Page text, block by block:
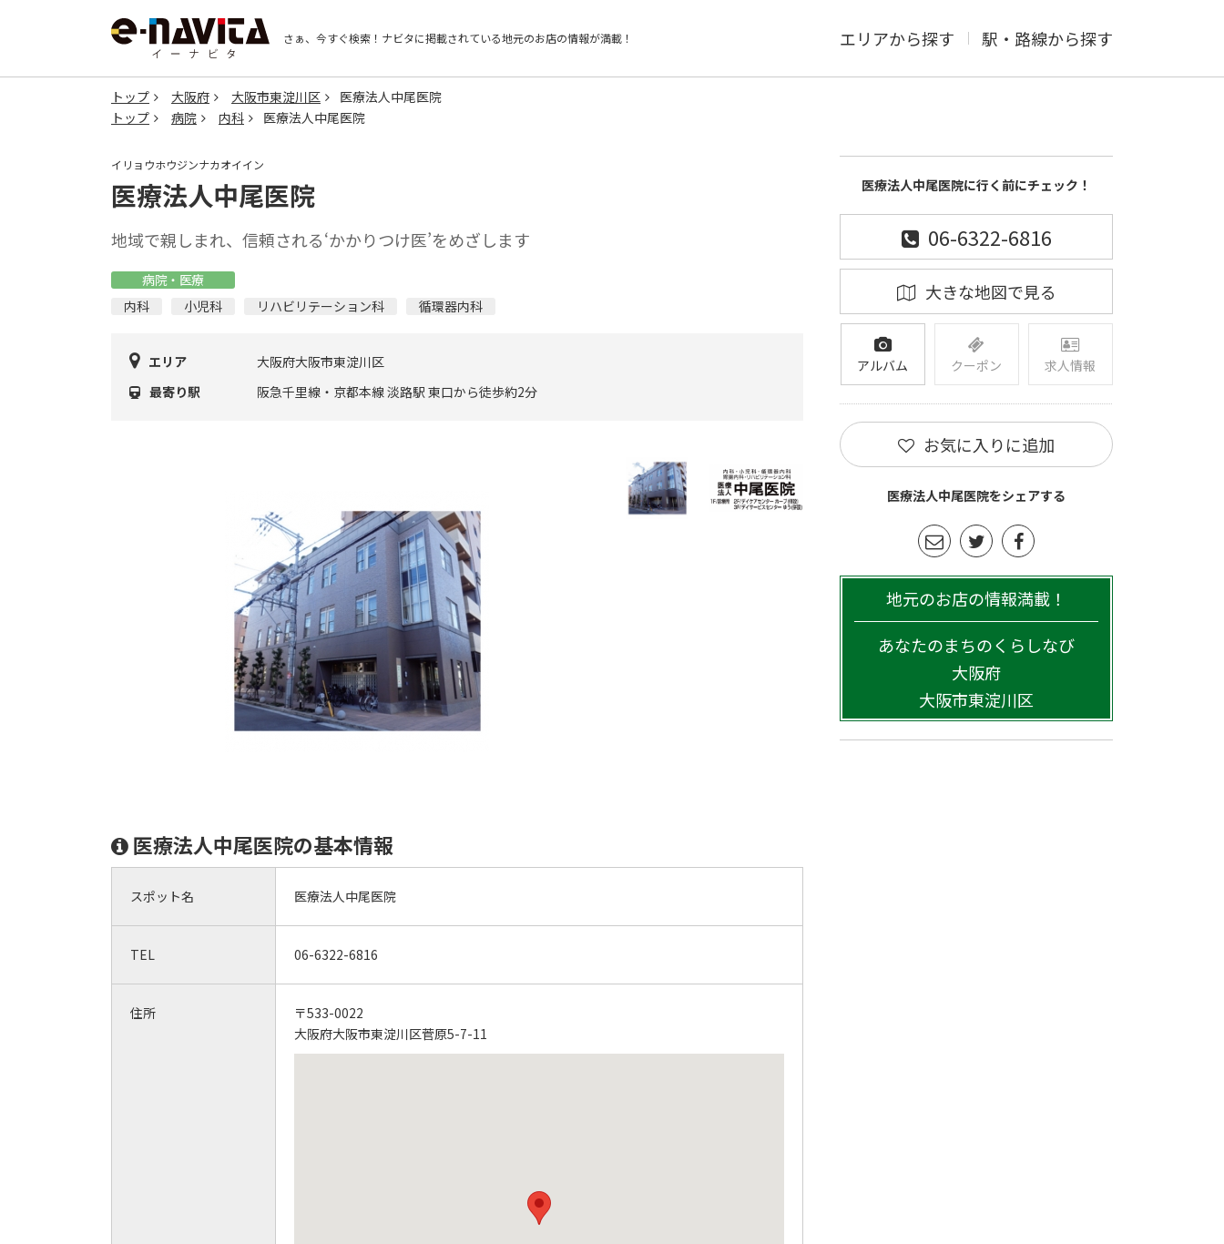
さぁ、今すぐ検索！ ナビタに掲載されている地元のお店の情報が満載！ エリアから探す 駅・路線から探す
トップ 大阪府 大阪市東淀川区
医療法人中尾医院
トップ
病院 内科 医療法人中尾医院
イリョウホウジンナカオイイン
医療法人中尾医院
地域で親しまれ、信頼される‘かかりつけ医’をめざします
病院・医療
内科
小児科 リハビリテーション科 循環器内科
エリア
大阪府大阪市東淀川区
最寄り駅
阪急千里線・京都本線 淡路駅 東口から徒歩約2分
医療法人中尾医院の基本情報
スポット名 医療法人中尾医院
TEL 06-6322-6816
住所
〒533-0022
大阪府大阪市東淀川区菅原5-7-11
医療法人中尾医院に行く前にチェック！
06-6322-6816
大きな地図で見る
アルバム クーポン 求人情報
お気に入りに追加
医療法人中尾医院をシェアする
地元のお店の情報満載！
あなたのまちのくらしなび
大阪府
大阪市東淀川区